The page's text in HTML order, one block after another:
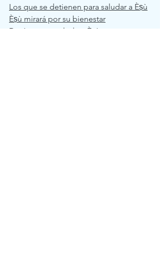
Los que se detienen para saludar a Èṣù
Èṣù mirará por su bienestar
Deténgase y salude a Èṣù.